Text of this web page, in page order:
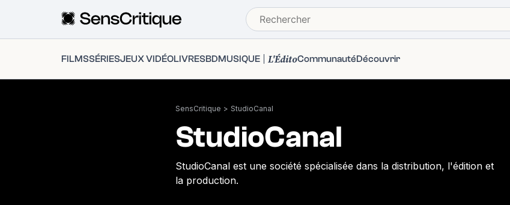
FILMSSÉRIESJEUX VIDÉOLIVRESBDMUSIQUE L'ÉditoCommunautéDécouvrir
SensCritique > StudioCanal
StudioCanal
StudioCanal est une société spécialisée dans la distribution, l'édition et
la production.